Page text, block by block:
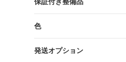
保証付き整備品
色
発送オプション